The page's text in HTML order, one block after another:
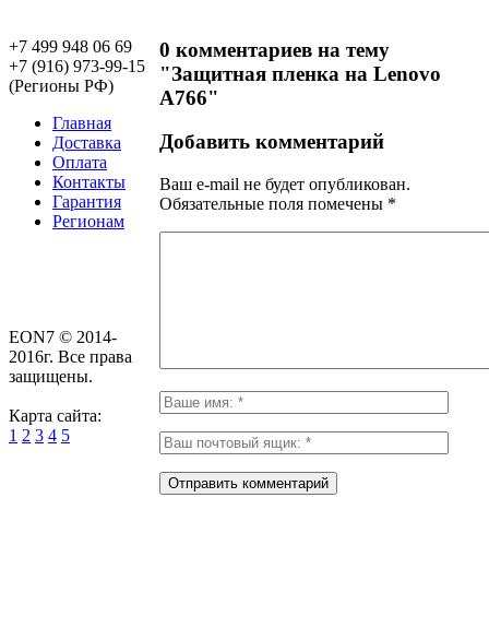
0 комментариев на тему
"Защитная пленка на Lenovo
A766"
Добавить комментарий
Ваш e-mail не будет опубликован.
Обязательные поля помечены *
+7 499 948 06 69
+7 (916) 973-99-15
(Регионы РФ)
Главная
Доставка
Оплата
Контакты
Гарантия
Регионам
EON7 © 2014-
2016г. Все права
защищены.
Карта сайта:
1 2 3 4 5